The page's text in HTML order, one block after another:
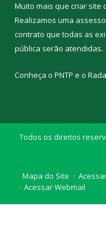
Muito mais que criar site
Realizamos uma
contrato que todas as
pública serão atendidas.
Conheça o PNTP e o
Todos os direitos
Mapa do Site
Acessar Webmail